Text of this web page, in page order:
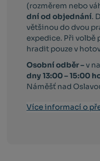
(rozměrem nebo
dní od objednání.
většinou do dvou
expedice. Při volbě
hradit pouze v
Osobní odběr –v
dny 13:00 – 15:00
Náměšť nad
Více informací o